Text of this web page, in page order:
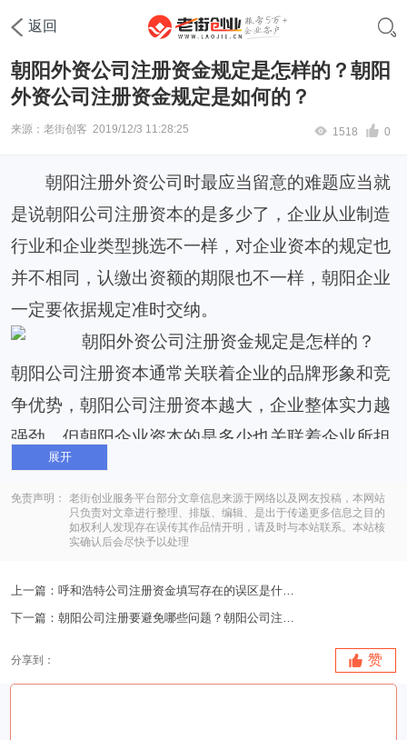
返回
首页 工商注册 注册资本
朝阳外资公司注册资金规定是怎样的？朝阳
外资公司注册资金规定是如何的？
来源：老街创客 2019/12/3 11:28:25 1518 0
朝阳注册外资公司时最应当留意的难题应当就
是说朝阳公司注册资本的是多少了，企业从业制造
行业和企业类型挑选不一样，对企业资本的规定也
并不相同，认缴出资额的期限也不一样，朝阳企业
一定要依据规定准时交纳。
朝阳公司注册资本通常关联着企业的品牌形象和竞
争优势，朝阳公司注册资本越大，企业整体实力越
强劲，但朝阳企业资本的是多少也关联着企业所担
负的义务尺寸，此外，朝阳注册外资公司申请注册
资本尽管都是认缴制，但还要依据规定立即交纳。
外资企业注册对朝阳公司注册资本的规定：
业，境外投资者分期付款缴纳出资的，第一期出资
不可低于境外投资者认缴出资额出资额的15%，并
理应在外资企业企业企业营业执照颁发之日起90日
内缴清，最终一期出资理应在企业营业执照颁发之
展开
免责声明：
老街创业服务平台部分文章信息来源于网络以及网友投稿，本网站
只负责对文章进行整理、排版、编辑、是出于传递更多信息之目的
如权利人发现存在误传其作品情开明，请及时与本站联系。本站核
实确认后会尽快予以处理
上一篇：
呼和浩特公司注册资金填写存在的误区是什么？呼和浩特..
下一篇：
朝阳公司注册要避免哪些问题？朝阳公司注册要避免什么..
分享到： 赞